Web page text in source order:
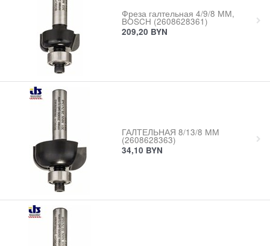
Фреза галтельная 4/9/8 ММ,
BOSCH (2608628361)
209,20 BYN
ГАЛТЕЛЬНАЯ 8/13/8 ММ
(2608628363)
34,10 BYN